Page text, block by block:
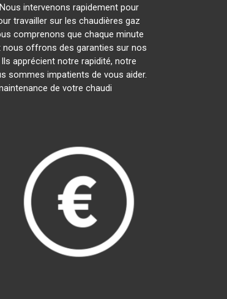
intervenons rapidement pour
travailler sur les chaudières gaz
comprenons que chaque minute
offrons des garanties sur nos
apprécient notre rapidité, notre
sommes impatients de vous aider.
de votre chaudi